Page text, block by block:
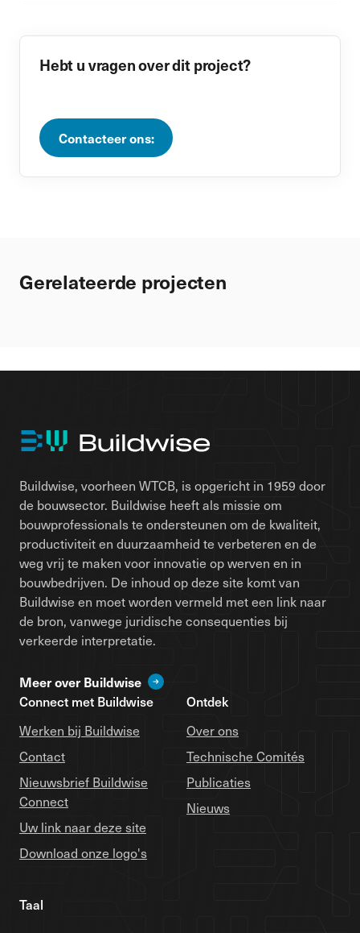
Hebt u vragen over dit project?
Contacteer ons:
Gerelateerde projecten
Buildwise, voorheen WTCB, is opgericht in 1959 door
de bouwsector. Buildwise heeft als missie om
bouwprofessionals te ondersteunen om de kwaliteit,
productiviteit en duurzaamheid te verbeteren en de
weg vrij te maken voor innovatie op werven en in
bouwbedrijven. De inhoud op deze site komt van
Buildwise en moet worden vermeld met een link naar
de bron, vanwege juridische consequenties bij
verkeerde interpretatie.
Meer over Buildwise
Connect met Buildwise
Werken bij Buildwise
Contact
Nieuwsbrief Buildwise
Connect
Uw link naar deze site
Download onze logo's
Ontdek
Over ons
Technische Comités
Publicaties
Nieuws
Taal